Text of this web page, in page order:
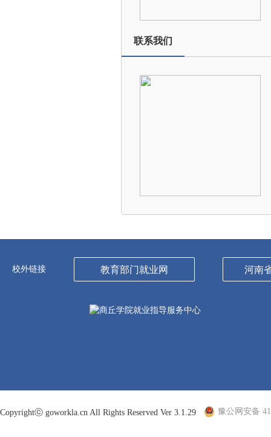
联系我们
校外链接 教育部门就业网 河南
Copyrightⓒ goworkla.cn All Rights Reserved Ver 3.1.29 豫公网安备